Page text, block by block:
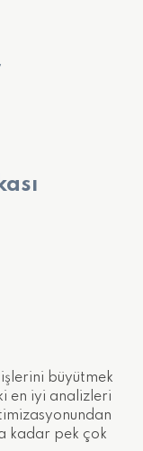
büyütmek
en iyi analizleri
kadar pek çok